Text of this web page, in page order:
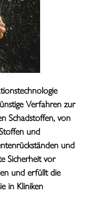
Verfahren zur
Schadstoffen, von
und
und
Sicherheit vor
und erfüllt die
in Kliniken